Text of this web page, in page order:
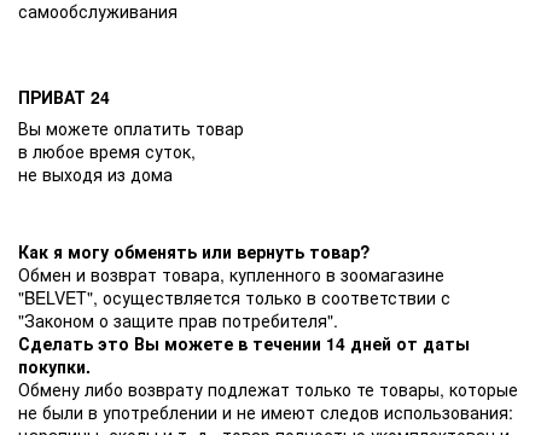
самообслуживания
ПРИВАТ 24
Вы можете оплатить товар
в любое время суток,
не выходя из дома
Как я могу обменять или вернуть товар?
Обмен и возврат товара, купленного в зоомагазине
"BELVET", осуществляется только в соответствии с
"Законом о защите прав потребителя".
Сделать это Вы можете в течении 14 дней от даты
покупки.
Обмену либо возврату подлежат только те товары, которые
не были в употреблении и не имеют следов использования: